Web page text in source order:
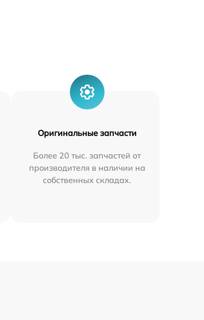
Оригинальные запчасти
Более 20 тыс. запчастей от
производителя в наличии на
собственных складах.